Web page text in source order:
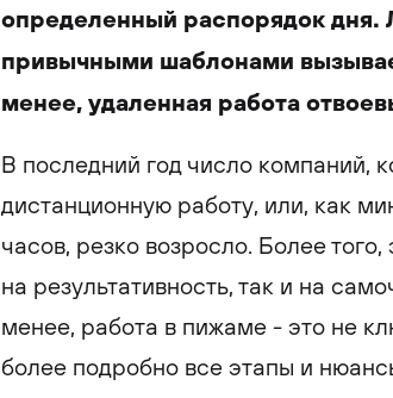
определенный распорядок
привычными шаблонами
менее, удаленная работа
В последний год число компаний,
дистанционную работу, или, как
часов, резко возросло. Более
на результативность, так и на
менее, работа в пижаме - это не
более подробно все этапы и